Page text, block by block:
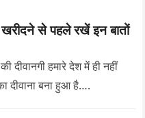
से पहले रखें इन बातों
हमारे देश में ही नहीं
दीवाना बना हुआ है….